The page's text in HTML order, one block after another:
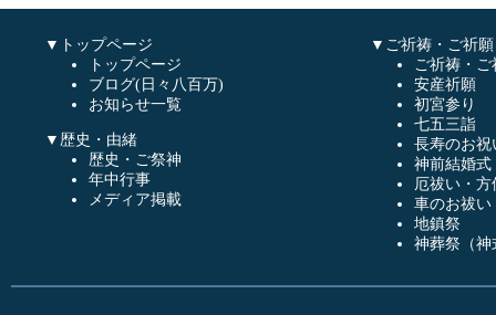
▼トップページ
トップページ
ブログ(日々八百万)
お知らせ一覧
▼歴史・由緒
歴史・ご祭神
年中行事
メディア掲載
▼ご祈祷・ご祈願
ご祈祷・ご
安産祈願
初宮参り
七五三詣
長寿のお祝
神前結婚式
厄祓い・方
車のお祓い
地鎮祭
神葬祭（神